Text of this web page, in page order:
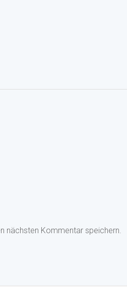
nächsten Kommentar speichern.